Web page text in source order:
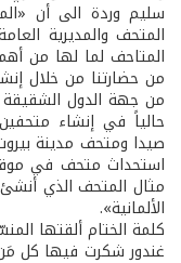
سليم وردة الى أن
المتحف والمديرية
المتاحف لما لها من
من حضارتنا من خلال
من جهة الدول الشقيقة
حالياً في إنشاء
صيدا ومتحف مدينة
استحداث متحف في
مثال المتحف الذي
الألمانية».
كلمة الختام ألقتها
غندور شكرت فيها كل